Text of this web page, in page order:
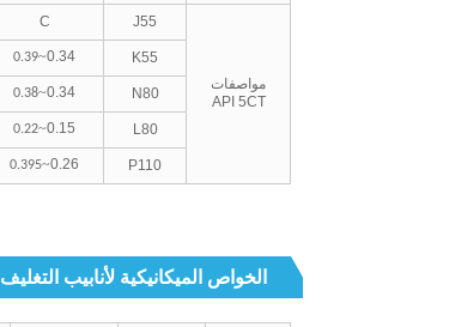
مواصفات
API 5CT
J55
C
K55
0.34
~
0.39
N80
0.34
~
0.38
L80
0.15
~
0.22
P110
0.26
~
0.395
الخواص الميكانيكية لأنابيب التغليف